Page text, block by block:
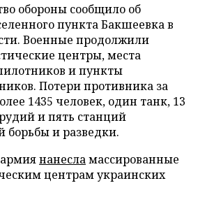
обороны сообщило об
пункта Бакшеевка в
Военные продолжили
центры, места
и пункты
Потери противника за
1435 человек, один танк, 13
и пять станций
борьбы и разведки.
нанесламассированные
центрам украинских